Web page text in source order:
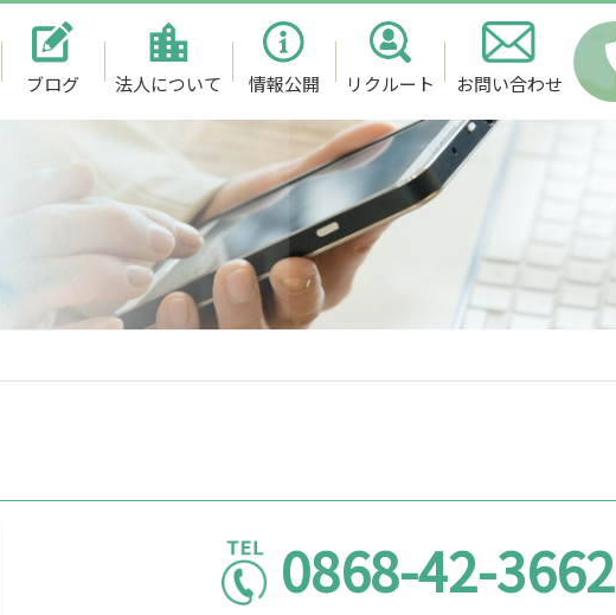
ブログ 法人について 情報公開 リクルート お問い合わせ
0868-42-3662